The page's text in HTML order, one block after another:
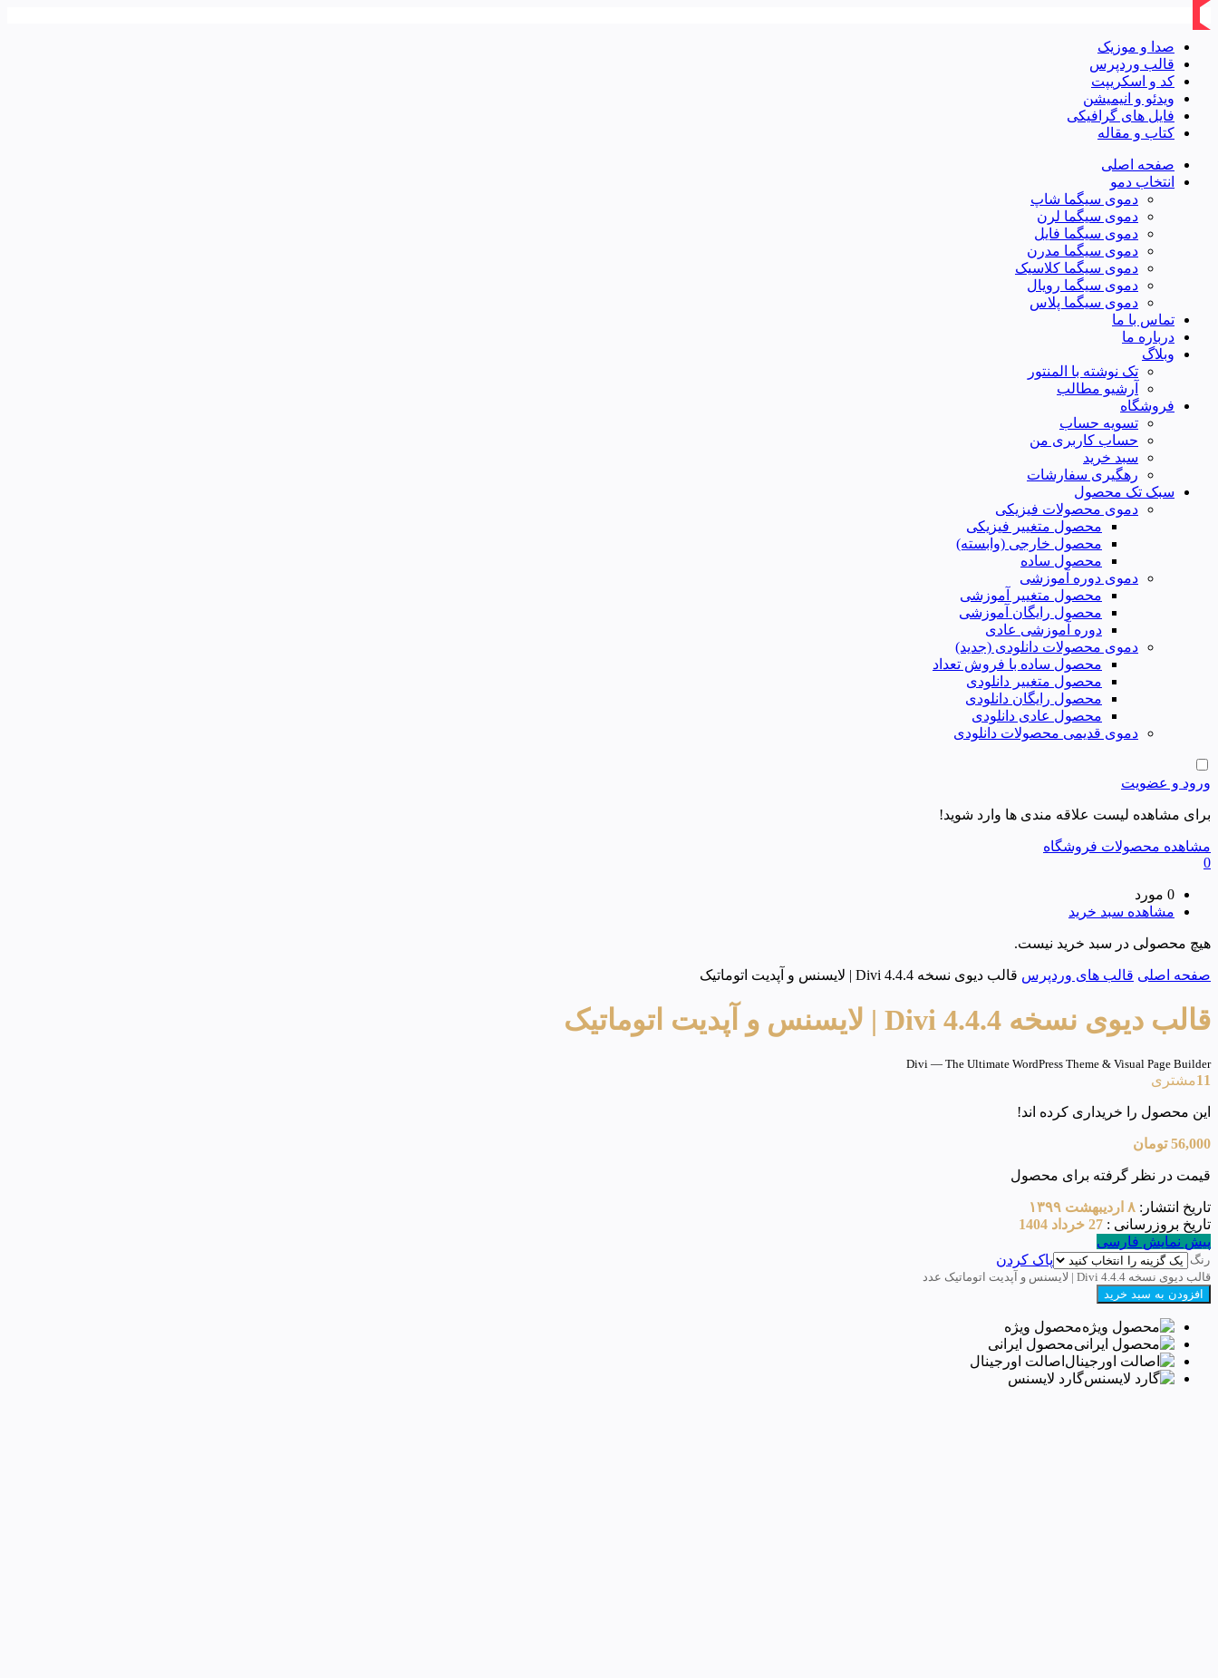
صدا و موزیک
قالب وردپرس
کد و اسکریپت
ویدئو و انیمیشن
فایل های گرافیکی
کتاب و مقاله
صفحه اصلی
انتخاب دمو
دموی سیگما شاپ
دموی سیگما لرن
دموی سیگما فایل
دموی سیگما مدرن
دموی سیگما کلاسیک
دموی سیگما رویال
دموی سیگما پلاس
تماس با ما
درباره ما
وبلاگ
تک نوشته با المنتور
آرشیو مطالب
فروشگاه
تسویه حساب
حساب کاربری من
سبد خرید
رهگیری سفارشات
سبک تک محصول
دموی محصولات فیزیکی
محصول متغییر فیزیکی
محصول خارجی (وابسته)
محصول ساده
دموی دوره آموزشی
محصول متغییر آموزشی
محصول رایگان آموزشی
دوره آموزشی عادی
دموی محصولات دانلودی (جدید)
محصول ساده با فروش تعداد
محصول متغییر دانلودی
محصول رایگان دانلودی
محصول عادی دانلودی
دموی قدیمی محصولات دانلودی
ورود و عضویت
برای مشاهده لیست علاقه مندی ها وارد شوید!
مشاهده محصولات فروشگاه
0
0 مورد
مشاهده سبد خرید
هیچ محصولی در سبد خرید نیست.
صفحه اصلی قالب های وردپرس قالب دیوی نسخه 4.4.4 Divi | لایسنس و آپدیت اتوماتیک
قالب دیوی نسخه 4.4.4 Divi | لایسنس و آپدیت اتوماتیک
Divi — The Ultimate WordPress Theme & Visual Page Builder
11مشتری
این محصول را خریداری کرده اند!
56,000 تومان
قیمت در نظر گرفته برای محصول
تاریخ انتشار: ۸ اردیبهشت ۱۳۹۹
تاریخ بروزرسانی : 27 خرداد 1404
پیش نمایش فارسی
رنگ پاک کردن
قالب دیوی نسخه 4.4.4 Divi | لایسنس و آپدیت اتوماتیک عدد
افزودن به سبد خرید
محصول ویژه
محصول ایرانی
اصالت اورجینال
گارد لایسنس